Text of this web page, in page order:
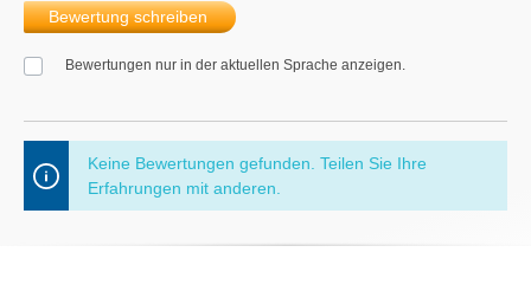
Bewertung schreiben
Bewertungen nur in der aktuellen Sprache anzeigen.
Keine Bewertungen gefunden. Teilen Sie Ihre
Erfahrungen mit anderen.